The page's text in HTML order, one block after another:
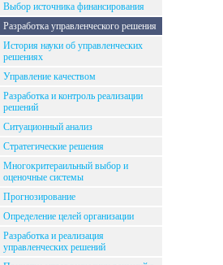
Выбор источника финансирования
Разработка управленческого решения
История науки об управленческих
решениях
Управление качеством
Разработка и контроль реализации
решений
Ситуационный анализ
Стратегические решения
Многокритераильный выбор и
оценочные системы
Прогнозирование
Определение целей организации
Разработка и реализация
управленческих решений